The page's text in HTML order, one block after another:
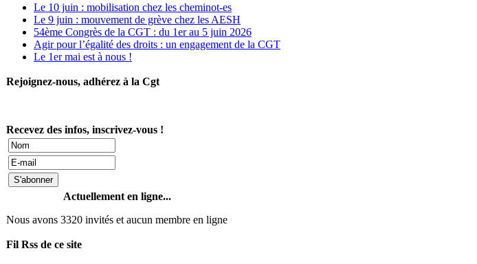
Le 10 juin : mobilisation chez les cheminot-es
Le 9 juin : mouvement de grève chez les AESH
54ème Congrès de la CGT : du 1er au 5 juin 2026
Agir pour l’égalité des droits : un engagement de la CGT
Le 1er mai est à nous !
Rejoignez-nous, adhérez à la Cgt
Recevez des infos, inscrivez-vous !
Actuellement en ligne...
Nous avons 3320 invités et aucun membre en ligne
Fil Rss de ce site